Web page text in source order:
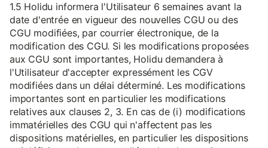
1.5 Holidu informera l'Utilisateur 6 semaines avant la
date d'entrée en vigueur des nouvelles CGU ou des
CGU modifiées, par courrier électronique, de la
modification des CGU. Si les modifications proposées
aux CGU sont importantes, Holidu demandera à
l'Utilisateur d'accepter expressément les CGV
modifiées dans un délai déterminé. Les modifications
importantes sont en particulier les modifications
relatives aux clauses 2, 3. En cas de (i) modifications
immatérielles des CGU qui n'affectent pas les
dispositions matérielles, en particulier les dispositions